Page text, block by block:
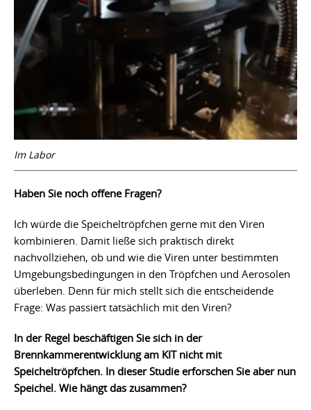
Im Labor
Haben Sie noch offene Fragen?
Ich würde die Speicheltröpfchen gerne mit den Viren
kombinieren. Damit ließe sich praktisch direkt
nachvollziehen, ob und wie die Viren unter bestimmten
Umgebungsbedingungen in den Tröpfchen und Aerosolen
überleben. Denn für mich stellt sich die entscheidende
Frage: Was passiert tatsächlich mit den Viren?
In der Regel beschäftigen Sie sich in der
Brennkammerentwicklung am KIT nicht mit
Speicheltröpfchen. In dieser Studie erforschen Sie aber nun
Speichel. Wie hängt das zusammen?